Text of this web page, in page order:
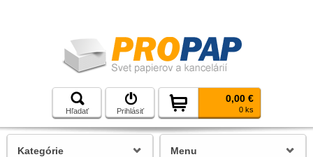
Hľadať Prihlásiť
0,00 €
0 ks
Kategórie Menu